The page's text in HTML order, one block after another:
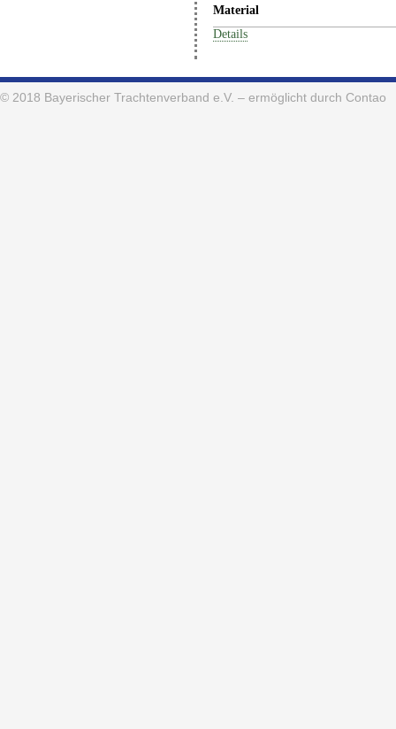
Material
Details
© 2018 Bayerischer Trachtenverband e.V. – ermöglicht durch Contao